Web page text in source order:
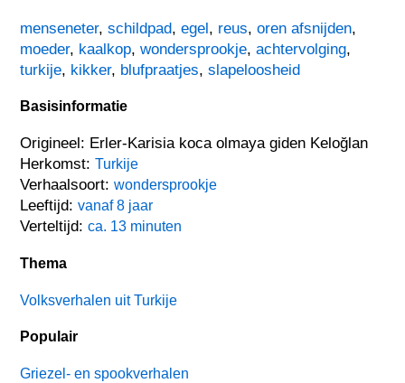
menseneter,schildpad,egel, reus,oren afsnijden,
moeder, kaalkop,wondersprookje,achtervolging,
turkije, kikker, blufpraatjes,slapeloosheid
Basisinformatie
Origineel: Erler-Karisia koca olmaya giden Keloğlan
Herkomst:Turkije
Verhaalsoort:wondersprookje
Leeftijd:vanaf 8 jaar
Verteltijd:ca. 13 minuten
Thema
Volksverhalen uit Turkije
Populair
Griezel- en spookverhalen